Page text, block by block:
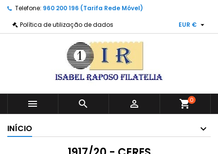
Telefone: 960 200 196 (Tarifa Rede Móvel)
Política de utilização de dados
EUR € 
   shopping_cart0
INÍCIO